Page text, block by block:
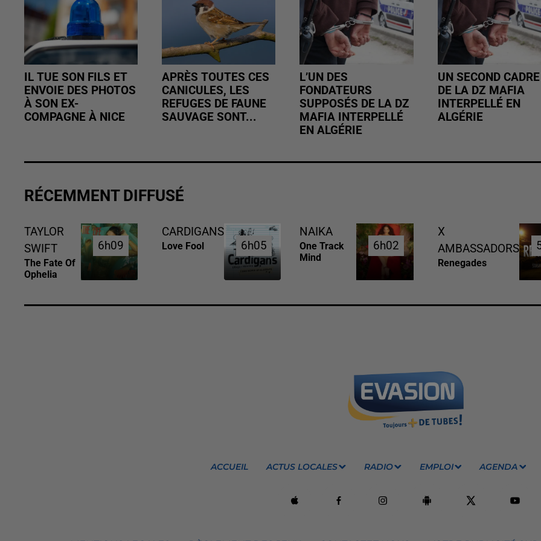
IL TUE SON FILS ET
ENVOIE DES PHOTOS
À SON EX-
COMPAGNE À NICE
APRÈS TOUTES CES
CANICULES, LES
REFUGES DE FAUNE
SAUVAGE SONT...
L’UN DES
FONDATEURS
SUPPOSÉS DE LA DZ
MAFIA INTERPELLÉ
EN ALGÉRIE
UN SECOND CADRE
DE LA DZ MAFIA
INTERPELLÉ EN
ALGÉRIE
RÉCEMMENT DIFFUSÉ
TAYLOR
SWIFT
The Fate Of
Ophelia
6h09
6h09
CARDIGANS
Love Fool 6h05
6h05
NAIKA
One Track
Mind
6h02
6h02
X
AMBASSADORS
Renegades
ACCUEIL ACTUS LOCALES RADIO EMPLOI AGENDA